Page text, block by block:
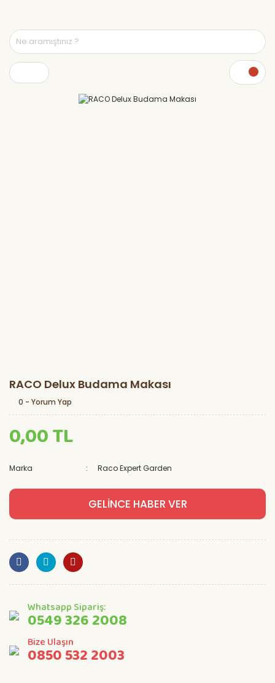
RACO Delux Budama Makası
0 - Yorum Yap
0,00 TL
Marka Raco Expert Garden
GELİNCE HABER VER
Whatsapp Sipariş:
0549 326 2008
Bize Ulaşın
0850 532 2003